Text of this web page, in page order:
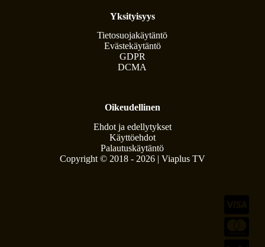
Yksityisyys
Tietosuojakäytäntö
Evästekäytäntö
GDPR
DCMA
Oikeudellinen
Ehdot ja edellytykset
Käyttöehdot
Palautuskäytäntö
Copyright © 2018 - 2026 | Viaplus TV